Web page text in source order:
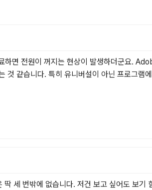
면 전원이 꺼지는 현상이 발생하더군요.
것 같습니다. 특히 유니버설이 아닌 프로그램
세 번밖에 없습니다. 저건 보고 싶어도 보기